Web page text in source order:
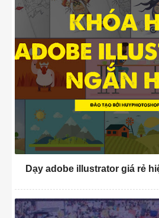
Dạy adobe illustrator giá rẻ